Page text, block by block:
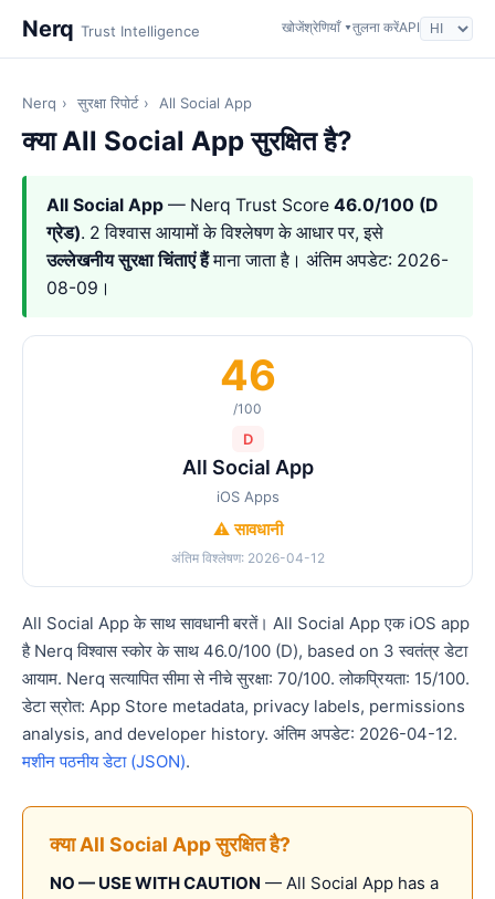
Nerq Trust Intelligence खोजेंश्रेणियाँ ▾तुलना करेंAPI
Nerq › सुरक्षा रिपोर्ट › All Social App
क्या All Social App सुरक्षित है?
All Social App — Nerq Trust Score 46.0/100 (D
ग्रेड). 2 विश्वास आयामों के विश्लेषण के आधार पर, इसे
उल्लेखनीय सुरक्षा चिंताएं हैंमाना जाता है। अंतिम अपडेट: 2026-
08-09।
46
/100
D
All Social App
iOS Apps
⚠️ सावधानी
अंतिम विश्लेषण: 2026-04-12
All Social App के साथ सावधानी बरतें। All Social App एक iOS app
है Nerq विश्वास स्कोर के साथ 46.0/100 (D), based on 3 स्वतंत्र डेटा
आयाम. Nerq सत्यापित सीमा से नीचे सुरक्षा: 70/100. लोकप्रियता: 15/100.
डेटा स्रोत: App Store metadata, privacy labels, permissions
analysis, and developer history. अंतिम अपडेट: 2026-04-12.
मशीन पठनीय डेटा (JSON).
क्या All Social App सुरक्षित है?
NO — USE WITH CAUTION — All Social App has a